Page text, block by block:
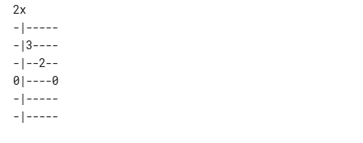
2x
-|-----
-|3----
-|--2--
0|----0
-|-----
-|-----